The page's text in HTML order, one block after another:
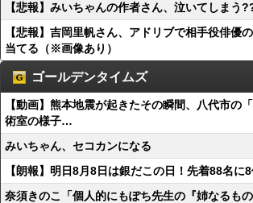
【悲報】みいちゃんの作者さん、泣いてしまう
【悲報】吉岡里帆さん、アドリブで相手役俳優
当てる（※画像あり）
ゴールデンタイムズ
【動画】熊本地震が起きたその瞬間、八代市の
術室の様子…
みいちゃん、セコカンになる
【朗報】明日8月8日は銀だこの日！先着88名に
奈須きのこ「個人的にもぽち先生の『姉なるも